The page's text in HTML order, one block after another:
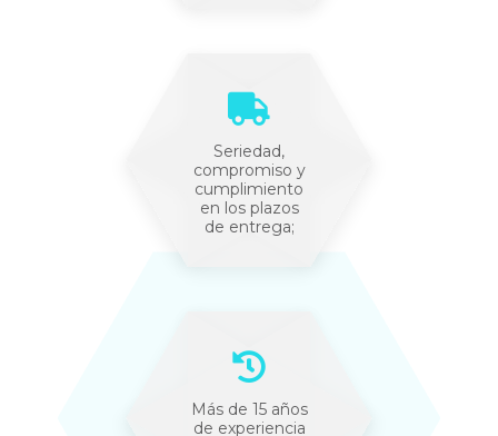
Seriedad,
compromiso y
cumplimiento
en los plazos
de entrega;
Más de 15 años
de experiencia